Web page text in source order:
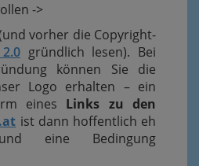
->
vorher die Copyright-
gründlich lesen). Bei
können Sie die
Logo erhalten – ein
eines Links zu den
ist dann hoffentlich eh
und eine Bedingung